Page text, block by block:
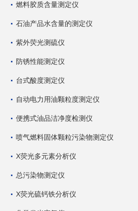
燃料胶质含量测定仪
石油产品水含量的测定仪
紫外荧光测硫仪
防锈性能测定仪
台式酸度测定仪
自动电力用油颗粒度测定仪
便携式油品洁净度检测仪
喷气燃料固体颗粒污染物测定仪
X荧光多元素分析仪
总污染物测定仪
X荧光硫钙铁分析仪